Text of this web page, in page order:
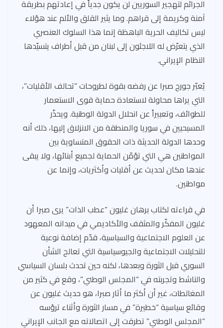
الجرائم لتهجير السوريين لن يكون جدياً في إعادتهم بطريقة
آمنة وكريمة إلى قراهم. وما يثير القلق والألم عند هؤلاء
ليس تكاليف الحرية الباهظة إنما هذا السلوك العنصري
الذي يتعرّض له اللاجئون إلى لبنان من قبل أطراف يتسيّدها
النظام الإيراني.
يُعبّر جورج صبرا عن رفضه بقوة لطروحات “تحالف الأقليات”،
التي يراها محاولة لاستعادة حماية قوى الاستعمار
للطوائف، وتعبيراً عن انحلال الدولة الوطنية. ويحذّر
المسيحيين في سوريا والمنطقة من الانزلاق إليها، ذلك أنه
وحدها الدولة الحديثة ذات الحقوق المتساوية بين
المواطنين هي التي تؤمّن الحماية لجميع أبنائها، ولا يبقى
عندها مكان لحديث عن أقليات وأكثريات، وإنما عن
مواطنين.
في قراءته لكتاب برهان غليون “عطب الذات” يرى صبرا أن
غليون المفكّر والمثقف والأكاديمي في ميدانه المعهود
عن العلوم الاجتماعية والسياسية، قدّم إضافة نوعية
للتحليلات الاجتماعية والجيوسياسية التي تعالج الشأن
السوري قبل الثورة وبعدها، لكنه حين تحدث بلسان السياسي
والناشط وتجربته في “المجلس الوطني”، وقع في كثير من
المغالطات، غير أن أكثر ما أثار صبرا، هو حديث غليون عن
وقائع سياسية “خطيرة” في مسار الثورة وأثناء ترؤسه
“المجلس الوطني” تطرقت إلى اتصالاته مع الجانب الإيراني